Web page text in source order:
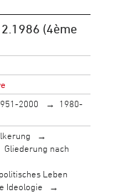
(4ème
2000
1980-
Gliederung nach
politisches Leben
Ideologie